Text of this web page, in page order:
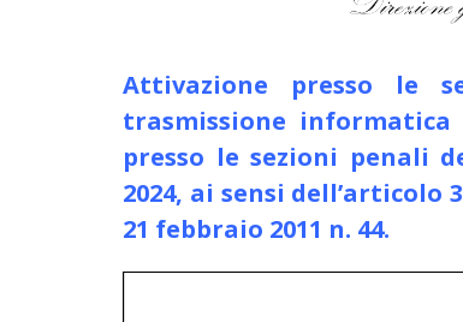
Attivazione presso le
trasmissione informatica
presso le sezioni penali
2024, ai sensi dell’articolo
21 febbraio 2011 n. 44.